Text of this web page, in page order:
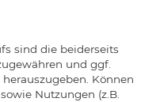
sind die beiderseits
und ggf.
Können
Nutzungen (z.B.